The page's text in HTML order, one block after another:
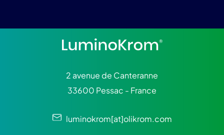
2 avenue de Canteranne
33600 Pessac - France
luminokrom[at]olikrom.com